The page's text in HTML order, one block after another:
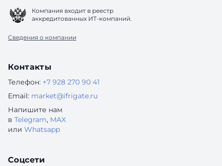
Компания входит в реестр
аккредитованных ИТ-компаний.
Сведения о компании
Контакты
Телефон: +7 928 270 90 41
Email: market@ifrigate.ru
Напишите нам
в Telegram, MAX
или Whatsapp
Соцсети